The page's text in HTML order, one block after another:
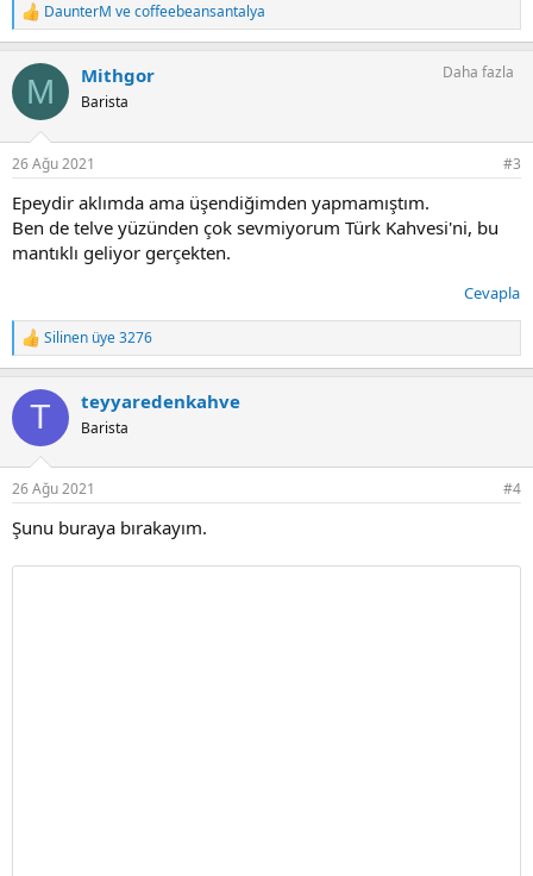
T
e
k
l
:
DaunterM vecoffeebeansantalya
M Mithgor
Barista
Daha fazla
26 Ağu 2021 #3
Epeydir aklımda ama üşendiğimden yapmamıştım.
Ben de telve yüzünden çok sevmiyorum Türk Kahvesi'ni, bu
mantıklı geliyor gerçekten.
Cevapla
T
e
k
l
:
Silinen üye 3276
T teyyaredenkahve
Barista
26 Ağu 2021 #4
Şunu buraya bırakayım.